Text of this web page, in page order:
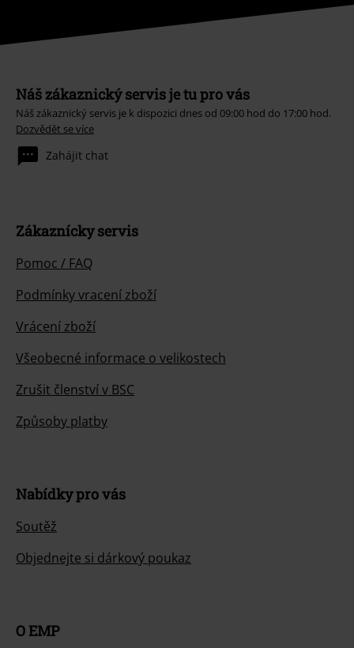
Náš zákaznický servis je tu pro vás
Náš zákaznický servis je k dispozici dnes od 09:00 hod do 17:00 hod.
Dozvědět se více
Zahájit chat
Zákaznícky servis
Pomoc / FAQ
Podmínky vracení zboží
Vrácení zboží
Všeobecné informace o velikostech
Zrušit členství v BSC
Způsoby platby
Nabídky pro vás
Soutěž
Objednejte si dárkový poukaz
O EMP